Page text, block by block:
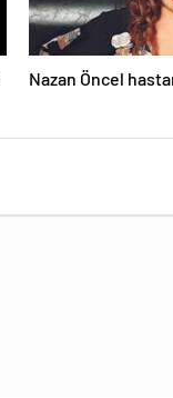
Nazan Öncel